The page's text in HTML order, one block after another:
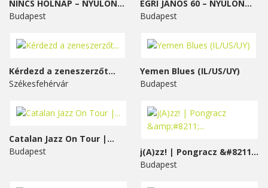
NINCS HOLNAP – NYÚLON...
Budapest
EGRI JÁNOS 60 – NYÚLON...
Budapest
Kérdezd a zeneszerzőt...
Székesfehérvár
Yemen Blues (IL/US/UY)
Budapest
Catalan Jazz On Tour |...
Budapest
j(A)zz! | Pongracz &#8211;...
Budapest